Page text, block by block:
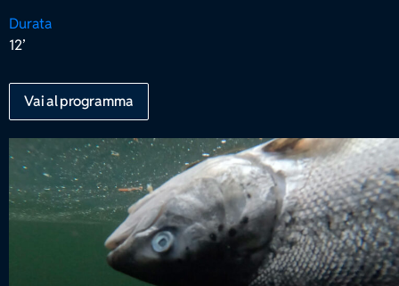
Durata
12’
Vai al programma